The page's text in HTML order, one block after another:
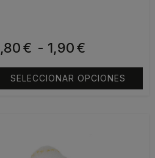
€ - 1,90€
SELECCIONAR OPCIONES